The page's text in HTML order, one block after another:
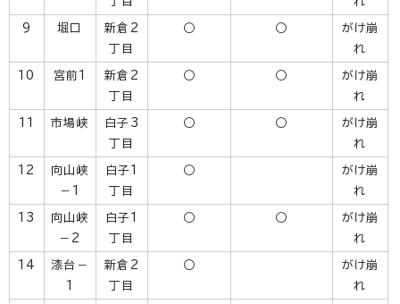
9 堀口
新倉2
丁目
○ ○
がけ崩
れ
10 宮前1
新倉2
丁目
○ ○
がけ崩
れ
11 市場峡
白子3
丁目
○ ○
がけ崩
れ
12
向山峡
－1
白子1
丁目
○
がけ崩
れ
13
向山峡
－2
白子1
丁目
○ ○
がけ崩
れ
14
漆台－
1
新倉2
丁目
○
がけ崩
れ